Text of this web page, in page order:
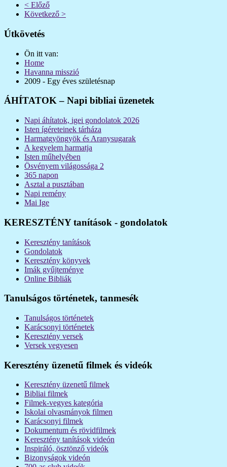
< Előző
Következő >
Útkövetés
Ön itt van:
Home
Havanna misszió
2009 - Egy éves születésnap
ÁHÍTATOK – Napi bibliai üzenetek
Napi áhítatok, igei gondolatok 2026
Isten ígéreteinek tárháza
Harmatgyöngyök és Aranysugarak
A kegyelem harmatja
Isten műhelyében
Ösvényem világossága 2
365 napon
Asztal a pusztában
Napi remény
Mai Ige
KERESZTÉNY tanítások - gondolatok
Keresztény tanítások
Gondolatok
Keresztény könyvek
Imák gyűjteménye
Online Bibliák
Tanulságos történetek, tanmesék
Tanulságos történetek
Karácsonyi történetek
Keresztény versek
Versek vegyesen
Keresztény üzenetű filmek és videók
Keresztény üzenetű filmek
Bibliai filmek
Filmek-vegyes kategória
Iskolai olvasmányok filmen
Karácsonyi filmek
Dokumentum és rövidfilmek
Keresztény tanítások videón
Inspiráló, ösztönző videók
Bizonyságok videón